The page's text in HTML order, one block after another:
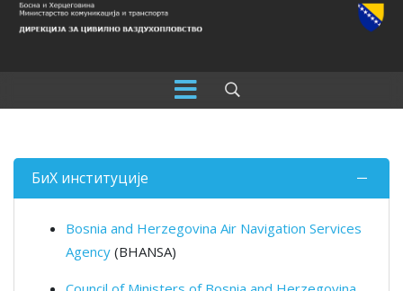
БиХ институције
Bosnia and Herzegovina Air Navigation Services
Agency (BHANSA)